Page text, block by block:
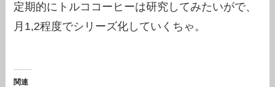
定期的にトルココーヒーは研究してみたいがで、
月1,2程度でシリーズ化していくちゃ。
関連